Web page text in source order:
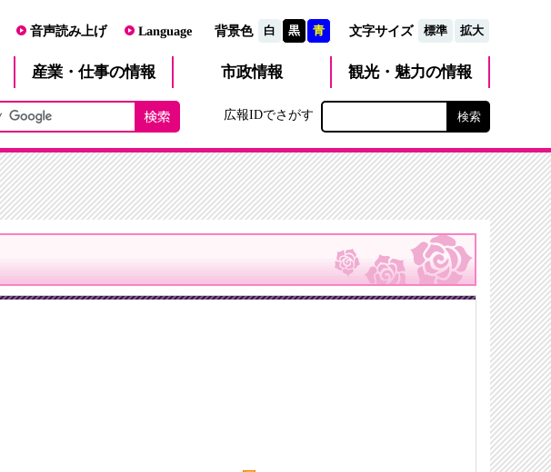
音声読み上げ Language 背景色 白 黒 青 文字サイズ 標準 拡大
産業・仕事の情報 市政情報 観光・魅力の情報
広報IDでさがす